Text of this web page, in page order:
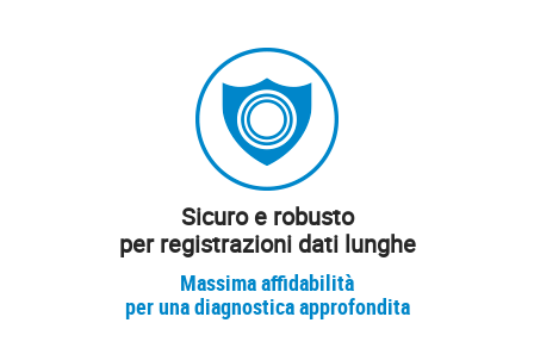
Sicuro e robusto
per registrazioni dati lunghe
Massima affidabilità
per una diagnostica approfondita